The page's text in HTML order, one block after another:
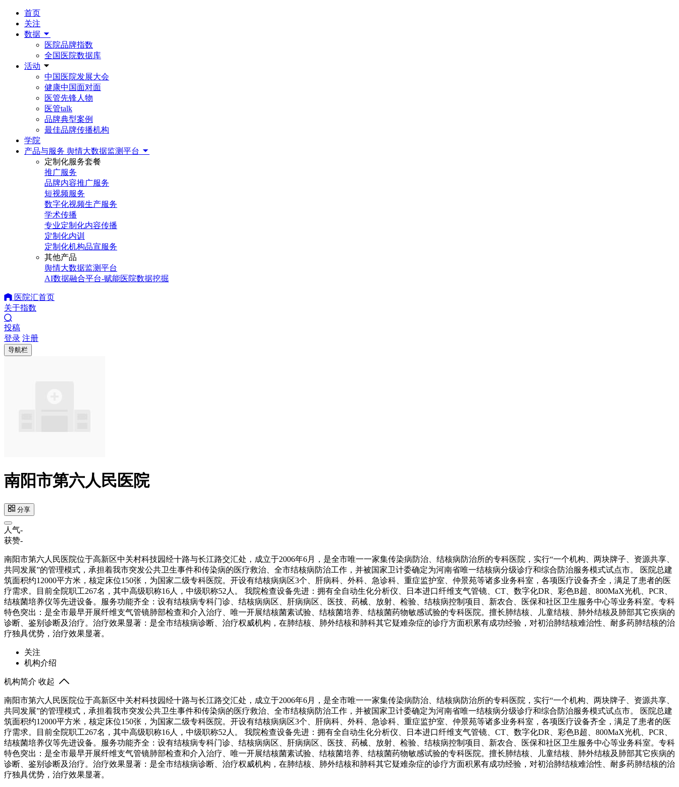
首页
关注
数据
医院品牌指数
全国医院数据库
活动
中国医院发展大会
健康中国面对面
医管先锋人物
医管talk
品牌典型案例
最佳品牌传播机构
学院
产品与服务 舆情大数据监测平台
定制化服务套餐
推广服务
品牌内容推广服务
短视频服务
数字化视频生产服务
学术传播
专业定制化内容传播
定制化内训
定制化机构品宣服务
其他产品
舆情大数据监测平台
AI数据融合平台-赋能医院数据挖掘
医院汇首页
关于指数
投稿
登录 注册
导航栏
南阳市第六人民医院
分享
人气-
获赞-
南阳市第六人民医院位于高新区中关村科技园经十路与长江路交汇处，成立于2006年6月，是全市唯一一家集传染病防治、结核病防治所的专科医院，实行“一个机构、两块牌子、资源共享、
共同发展”的管理模式，承担着我市突发公共卫生事件和传染病的医疗救治、全市结核病防治工作，并被国家卫计委确定为河南省唯一结核病分级诊疗和综合防治服务模式试点市。 医院总建
筑面积约12000平方米，核定床位150张，为国家二级专科医院。开设有结核病病区3个、肝病科、外科、急诊科、重症监护室、仲景苑等诸多业务科室，各项医疗设备齐全，满足了患者的医
疗需求。目前全院职工267名，其中高级职称16人，中级职称52人。 我院检查设备先进：拥有全自动生化分析仪、日本进口纤维支气管镜、CT、数字化DR、彩色B超、800MaX光机、PCR、
结核菌培养仪等先进设备。服务功能齐全：设有结核病专科门诊、结核病病区、肝病病区、医技、药械、放射、检验、结核病控制项目、新农合、医保和社区卫生服务中心等业务科室。专科
特色突出：是全市最早开展纤维支气管镜肺部检查和介入治疗、唯一开展结核菌素试验、结核菌培养、结核菌药物敏感试验的专科医院。擅长肺结核、儿童结核、肺外结核及肺部其它疾病的
诊断、鉴别诊断及治疗。治疗效果显著：是全市结核病诊断、治疗权威机构，在肺结核、肺外结核和肺科其它疑难杂症的诊疗方面积累有成功经验，对初治肺结核难治性、耐多药肺结核的治
疗独具优势，治疗效果显著。
关注
机构介绍
机构简介 收起
南阳市第六人民医院位于高新区中关村科技园经十路与长江路交汇处，成立于2006年6月，是全市唯一一家集传染病防治、结核病防治所的专科医院，实行“一个机构、两块牌子、资源共享、
共同发展”的管理模式，承担着我市突发公共卫生事件和传染病的医疗救治、全市结核病防治工作，并被国家卫计委确定为河南省唯一结核病分级诊疗和综合防治服务模式试点市。 医院总建
筑面积约12000平方米，核定床位150张，为国家二级专科医院。开设有结核病病区3个、肝病科、外科、急诊科、重症监护室、仲景苑等诸多业务科室，各项医疗设备齐全，满足了患者的医
疗需求。目前全院职工267名，其中高级职称16人，中级职称52人。 我院检查设备先进：拥有全自动生化分析仪、日本进口纤维支气管镜、CT、数字化DR、彩色B超、800MaX光机、PCR、
结核菌培养仪等先进设备。服务功能齐全：设有结核病专科门诊、结核病病区、肝病病区、医技、药械、放射、检验、结核病控制项目、新农合、医保和社区卫生服务中心等业务科室。专科
特色突出：是全市最早开展纤维支气管镜肺部检查和介入治疗、唯一开展结核菌素试验、结核菌培养、结核菌药物敏感试验的专科医院。擅长肺结核、儿童结核、肺外结核及肺部其它疾病的
诊断、鉴别诊断及治疗。治疗效果显著：是全市结核病诊断、治疗权威机构，在肺结核、肺外结核和肺科其它疑难杂症的诊疗方面积累有成功经验，对初治肺结核难治性、耐多药肺结核的治
疗独具优势，治疗效果显著。